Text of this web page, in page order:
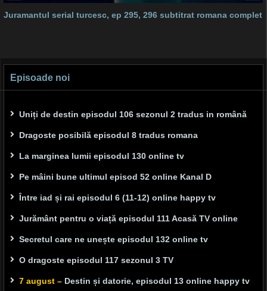
Juramantul serial turcesc, ep 295, 296 subtitrat romana complet
Episoade noi
Uniți de destin episodul 106 sezonul 2 tradus in română
Dragoste posibilă episodul 8 tradus romana
La marginea lumii episodul 130 online tv
Pe mâini bune ultimul episod 52 online Kanal D
Între iad și rai episodul 6 (11-12) online happy tv
Jurământ pentru o viață episodul 111 Acasă TV online
Secretul care ne unește episodul 132 online tv
O dragoste episodul 117 sezonul 3 TV
7 august – Destin și datorie, episodul 13 online happy tv